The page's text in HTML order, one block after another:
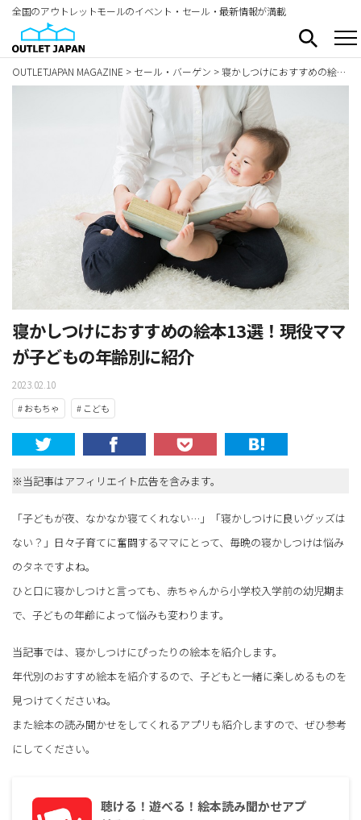
全国のアウトレットモールのイベント・セール・最新情報が満載
OUTLETJAPAN MAGAZINE > セール・バーゲン >寝かしつけにおすすめの絵本13選！現役ママが子どもの年齢別に紹介
寝かしつけにおすすめの絵本13選！現役ママ
が子どもの年齢別に紹介
2023.02.10
# おもちゃ # こども
※当記事はアフィリエイト広告を含みます。
「子どもが夜、なかなか寝てくれない…」「寝かしつけに良いグッズは
ない？」日々子育てに奮闘するママにとって、毎晩の寝かしつけは悩み
のタネですよね。
ひと口に寝かしつけと言っても、赤ちゃんから小学校入学前の幼児期ま
で、子どもの年齢によって悩みも変わります。
当記事では、寝かしつけにぴったりの絵本を紹介します。
年代別のおすすめ絵本を紹介するので、子どもと一緒に楽しめるものを
見つけてくださいね。
また絵本の読み聞かせをしてくれるアプリも紹介しますので、ぜひ参考
にしてください。
聴ける！遊べる！絵本読み聞かせアプ